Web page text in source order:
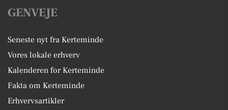
GENVEJE
Seneste nyt fra Kerteminde
Vores lokale erhverv
Kalenderen for Kerteminde
Fakta om Kerteminde
Erhvervsartikler